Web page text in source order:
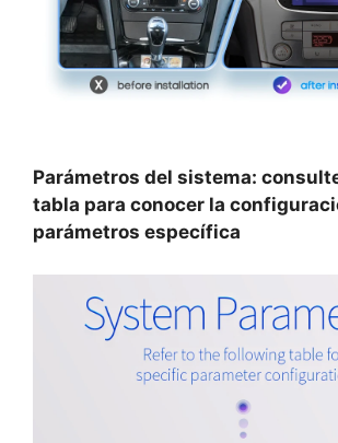
Parámetros del sistema:
tabla para conocer la
parámetros específica